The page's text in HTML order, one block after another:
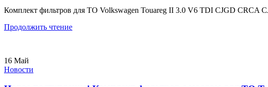
Комплект фильтров для ТО Volkswagen Touareg II 3.0 V6 TDI CJGD CRCA
Продолжить чтение
16 Май
Новости